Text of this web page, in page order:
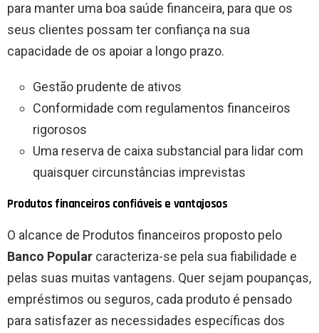
para manter uma boa saúde financeira, para que os
seus clientes possam ter confiança na sua
capacidade de os apoiar a longo prazo.
Gestão prudente de ativos
Conformidade com regulamentos financeiros
rigorosos
Uma reserva de caixa substancial para lidar com
quaisquer circunstâncias imprevistas
Produtos financeiros confiáveis ​​e vantajosos
O alcance de Produtos financeiros proposto pelo
Banco Popular caracteriza-se pela sua fiabilidade e
pelas suas muitas vantagens. Quer sejam poupanças,
empréstimos ou seguros, cada produto é pensado
para satisfazer as necessidades específicas dos